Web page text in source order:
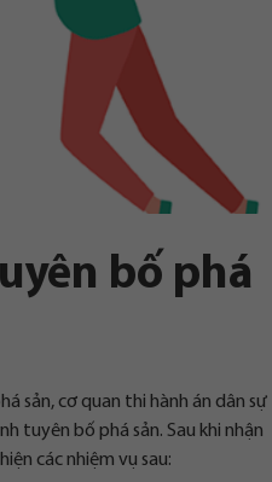
bố phá
sản, cơ quan thi hành án dân sự
tuyên bố phá sản. Sau khi nhận
các nhiệm vụ sau: